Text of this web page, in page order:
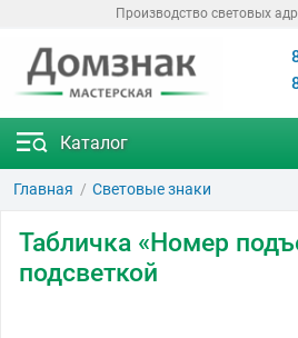
Производство световых
Каталог
Главная Световые знаки
Табличка «Номер
подсветкой